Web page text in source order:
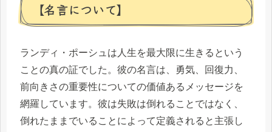
【名言について】
ランディ・ポーシュは人生を最大限に生きるという
ことの真の証でした。彼の名言は、勇気、回復力、
前向きさの重要性についての価値あるメッセージを
網羅しています。彼は失敗は倒れることではなく、
倒れたままでいることによって定義されると主張し